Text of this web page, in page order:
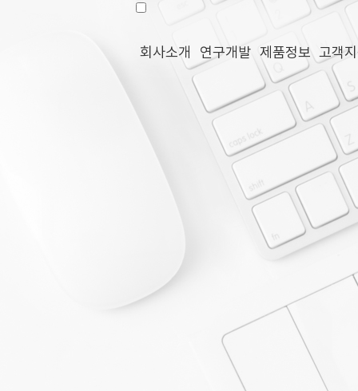
회사소개 연구개발 제품정보 고객